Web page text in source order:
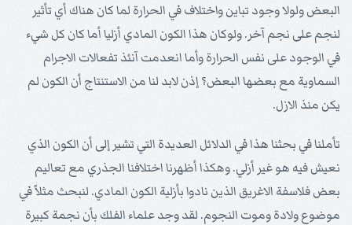
البعض ولولا وجود تباين واختلاف في الحرارة لما كان هناك أي تأثير
لنجم على نجم آخر. ولوكان هذا الكون المادي أزليا أما كان كل شيء
في الوجود على نفس الحرارة وأما انعدمت آنئذ تفعالات الاجرام
السماوية مع بعضها البعض؟ إذن لابد لنا من الاستنتاج أن الكون لم
يكن منذ الازل.
تأملنا في بحثنا هذا في الدلائل العديدة التي تشير إلى أن الكون الذي
نعيش فيه هو غير أزلي. وهكذا أظهرنا اختلافنا الجذري مع تعاليم
بعض فلاسفة الاغريق الذين نادوا بأزلية الكون المادي. لنبحث مثلاً في
موضوع ولادة وموت النجوم. لقد وجد علماء الفلك بأن نجمة كبيرة